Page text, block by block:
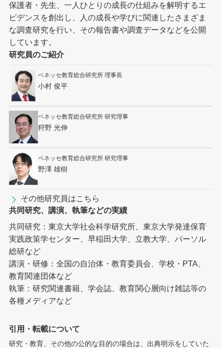
保護者・先生、一人ひとりの成長の仕組みを解明するエ
ビデンスを創出し、人の成長や学びに関連したさまざま
な調査研究を行い、その報告書や調査データなどを公開
しています。
研究員のご紹介
ベネッセ教育総合研究所 理事長
小村 俊平
ベネッセ教育総合研究所 研究理事
狩野 光伸
ベネッセ教育総合研究所 研究理事
野澤 雄樹
その他研究員はこちら
共同研究、講演、執筆などの実績
共同研究：東京大学社会科学研究所、東京大学発達保育
実践政策学センター、早稲田大学、立教大学、パーソル
総研など
講演・研修：全国の自治体・教育委員会、学校・PTA、
教育関連団体など
執筆：研究関連書籍、学会誌、教育関心層向け雑誌等の
各種メディアなど
引用・転載について
研究・教育、その他の公的な目的の場合は、出典明示をしていた